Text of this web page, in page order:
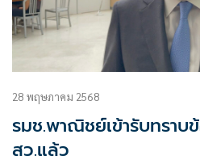
28 พฤษภาคม 2568
รมช.พาณิชย์เข้ารับทราบ
สว.แล้ว